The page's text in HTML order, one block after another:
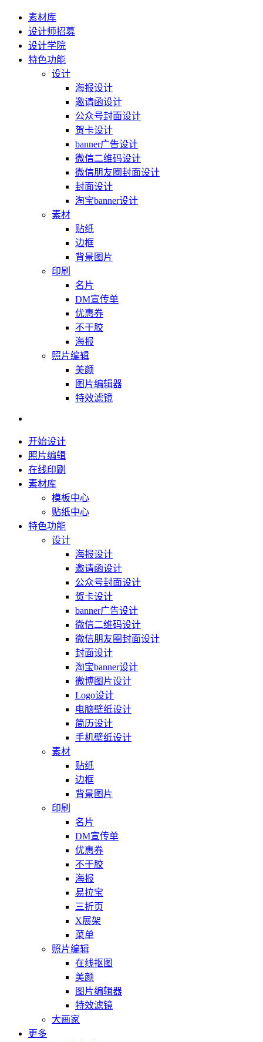
素材库
设计师招募
设计学院
特色功能
设计
海报设计
邀请函设计
公众号封面设计
贺卡设计
banner广告设计
微信二维码设计
微信朋友圈封面设计
封面设计
淘宝banner设计
素材
贴纸
边框
背景图片
印刷
名片
DM宣传单
优惠券
不干胶
海报
照片编辑
美颜
图片编辑器
特效滤镜
开始设计
照片编辑
在线印刷
素材库
模板中心
贴纸中心
特色功能
设计
海报设计
邀请函设计
公众号封面设计
贺卡设计
banner广告设计
微信二维码设计
微信朋友圈封面设计
封面设计
淘宝banner设计
微博图片设计
Logo设计
电脑壁纸设计
简历设计
手机壁纸设计
素材
贴纸
边框
背景图片
印刷
名片
DM宣传单
优惠券
不干胶
海报
易拉宝
三折页
X展架
菜单
照片编辑
在线抠图
美颜
图片编辑器
特效滤镜
大画家
更多